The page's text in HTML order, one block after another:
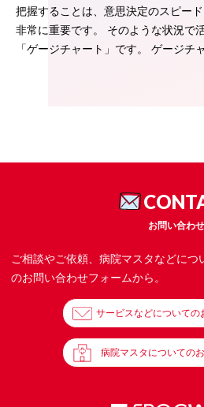
把握することは、意思決定のスピー
非常に重要です。 そのような状況で
「ゲージチャート」です。 ゲージチ
お問い合わせ
ご相談やご依頼、病院マスタなどにつ
のお問い合わせフォームから。
サービスなどについての
病院マスタについての